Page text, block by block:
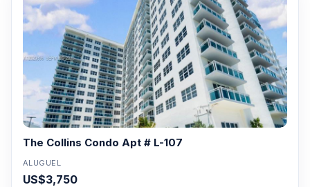
The Collins Condo Apt # L-107
ALUGUEL
US$3,750